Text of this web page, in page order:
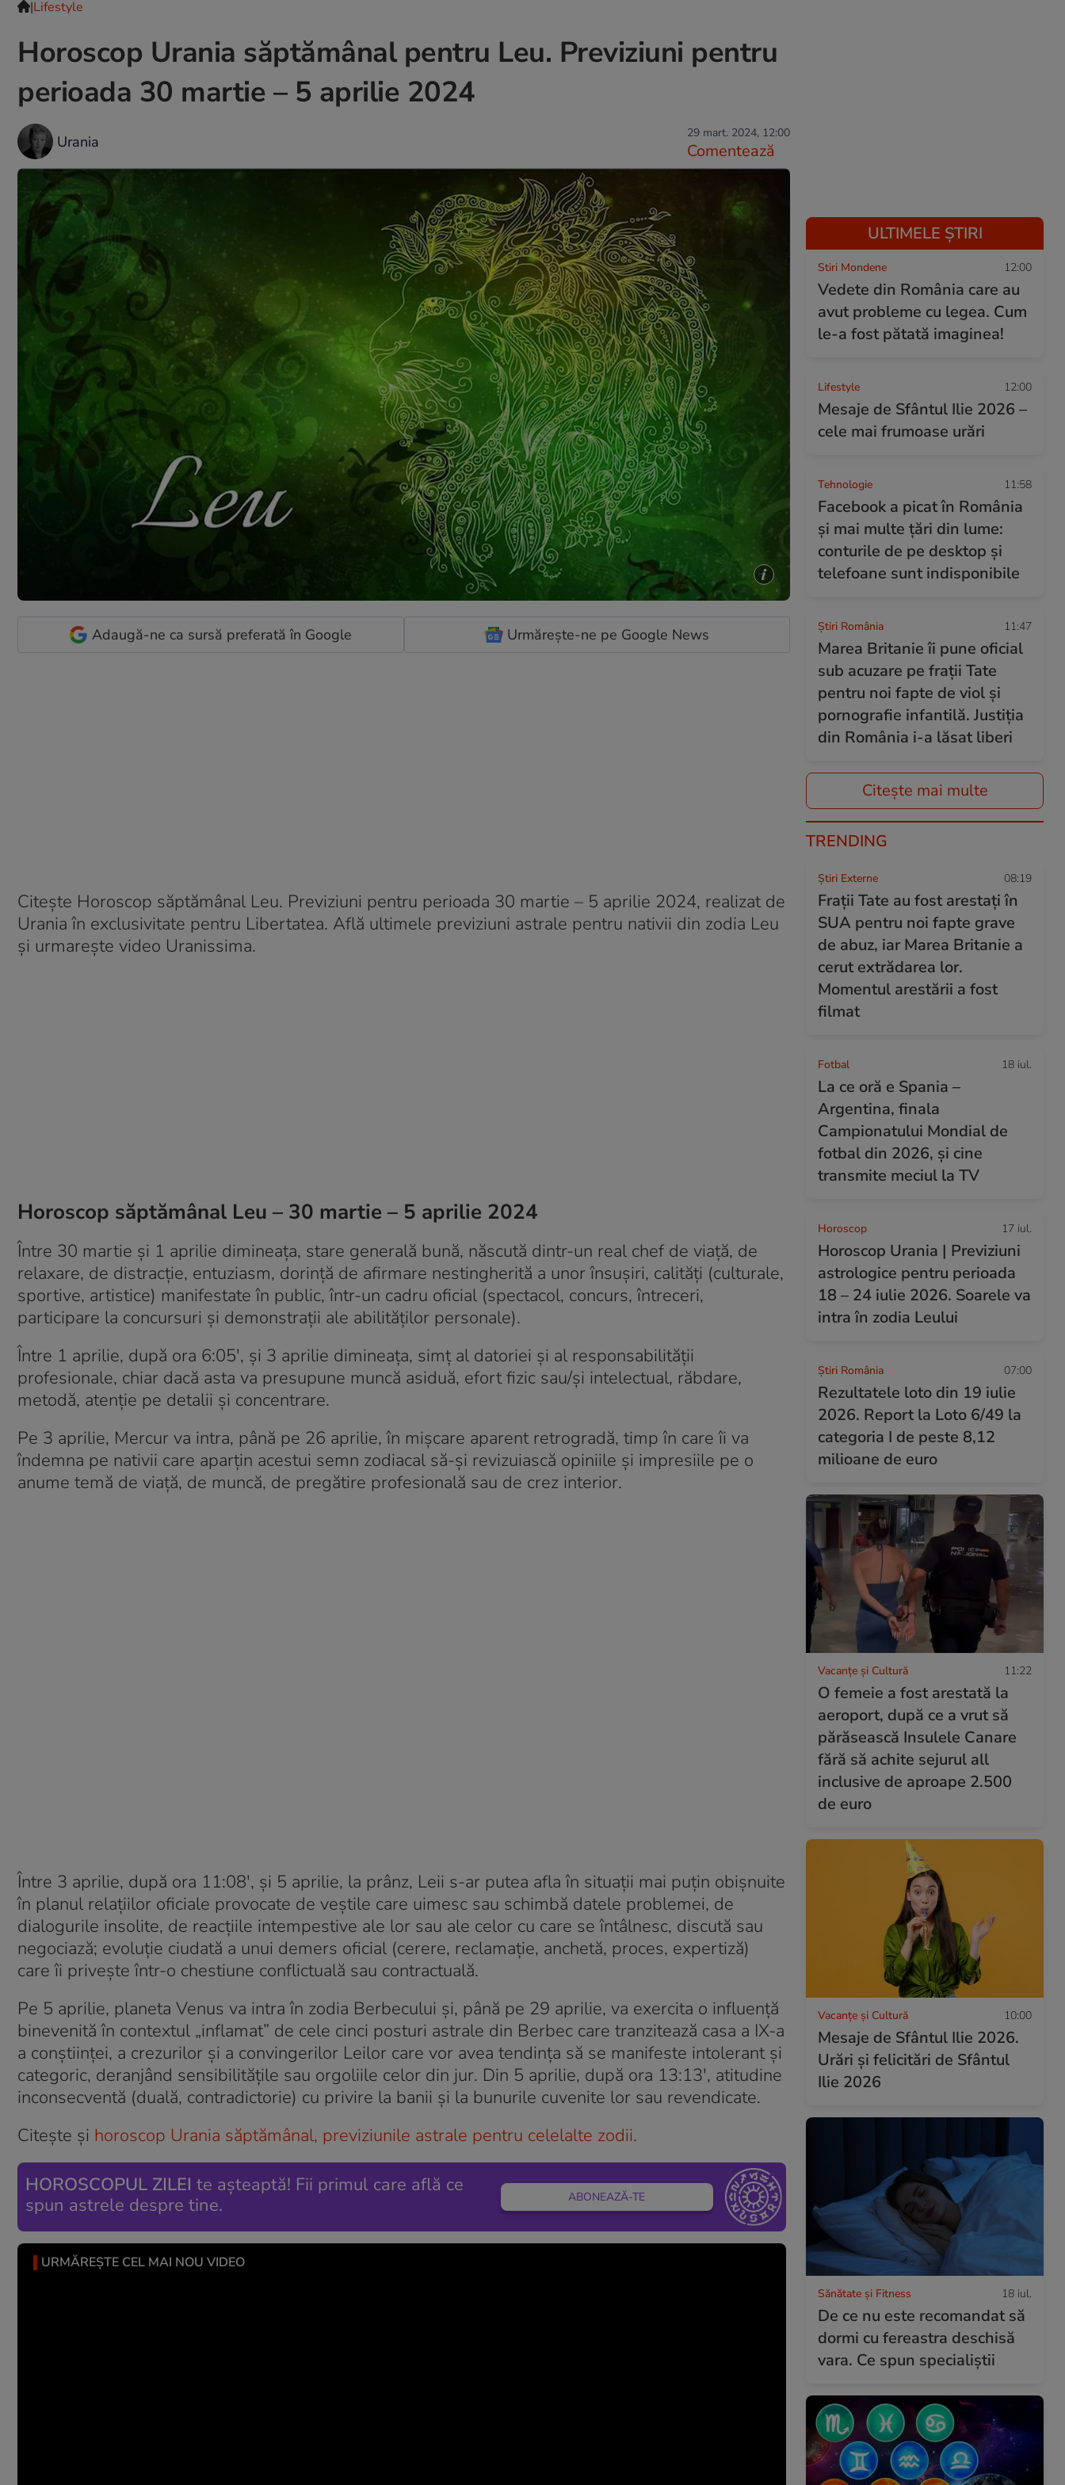
|Lifestyle
Horoscop Urania săptămânal pentru Leu. Previziuni pentru
perioada 30 martie – 5 aprilie 2024
Urania 29 mart. 2024, 12:00
Comentează
Adaugă-ne ca sursă preferată în Google Urmărește-ne pe Google News
Citește Horoscop săptămânal Leu. Previziuni pentru perioada 30 martie – 5 aprilie 2024, realizat de
Urania în exclusivitate pentru Libertatea. Află ultimele previziuni astrale pentru nativii din zodia Leu
și urmarește video Uranissima.
Horoscop săptămânal Leu – 30 martie – 5 aprilie 2024
Între 30 martie și 1 aprilie dimineața, stare generală bună, născută dintr-un real chef de viață, de
relaxare, de distracție, entuziasm, dorință de afirmare nestingherită a unor însușiri, calități (culturale,
sportive, artistice) manifestate în public, într-un cadru oficial (spectacol, concurs, întreceri,
participare la concursuri și demonstrații ale abilităților personale).
Între 1 aprilie, după ora 6:05′, și 3 aprilie dimineața, simț al datoriei și al responsabilității
profesionale, chiar dacă asta va presupune muncă asiduă, efort fizic sau/și intelectual, răbdare,
metodă, atenție pe detalii și concentrare.
Pe 3 aprilie, Mercur va intra, până pe 26 aprilie, în mișcare aparent retrogradă, timp în care îi va
îndemna pe nativii care aparțin acestui semn zodiacal să-și revizuiască opiniile și impresiile pe o
anume temă de viață, de muncă, de pregătire profesională sau de crez interior.
Între 3 aprilie, după ora 11:08′, și 5 aprilie, la prânz, Leii s-ar putea afla în situații mai puțin obișnuite
în planul relațiilor oficiale provocate de veștile care uimesc sau schimbă datele problemei, de
dialogurile insolite, de reacțiile intempestive ale lor sau ale celor cu care se întâlnesc, discută sau
negociază; evoluție ciudată a unui demers oficial (cerere, reclamație, anchetă, proces, expertiză)
care îi privește într-o chestiune conflictuală sau contractuală.
Pe 5 aprilie, planeta Venus va intra în zodia Berbecului și, până pe 29 aprilie, va exercita o influență
binevenită în contextul „inflamat” de cele cinci posturi astrale din Berbec care tranzitează casa a IX-a
a conștiinței, a crezurilor și a convingerilor Leilor care vor avea tendința să se manifeste intolerant și
categoric, deranjând sensibilitățile sau orgoliile celor din jur. Din 5 aprilie, după ora 13:13′, atitudine
inconsecventă (duală, contradictorie) cu privire la banii și la bunurile cuvenite lor sau revendicate.
Citește și horoscop Urania săptămânal, previziunile astrale pentru celelalte zodii.
HOROSCOPUL ZILEI te așteaptă! Fii primul care află ce
spun astrele despre tine.
ABONEAZĂ-TE
URMĂREȘTE CEL MAI NOU VIDEO
ULTIMELE ȘTIRI
Stiri Mondene 12:00
Vedete din România care au
avut probleme cu legea. Cum
le-a fost pătată imaginea!
Lifestyle 12:00
Mesaje de Sfântul Ilie 2026 –
cele mai frumoase urări
Tehnologie 11:58
Facebook a picat în România
și mai multe țări din lume:
conturile de pe desktop și
telefoane sunt indisponibile
Știri România 11:47
Marea Britanie îi pune oficial
sub acuzare pe frații Tate
pentru noi fapte de viol și
pornografie infantilă. Justiția
din România i-a lăsat liberi
Citește mai multe
TRENDING
Știri Externe 08:19
Frații Tate au fost arestați în
SUA pentru noi fapte grave
de abuz, iar Marea Britanie a
cerut extrădarea lor.
Momentul arestării a fost
filmat
Fotbal 18 iul.
La ce oră e Spania –
Argentina, finala
Campionatului Mondial de
fotbal din 2026, și cine
transmite meciul la TV
Horoscop 17 iul.
Horoscop Urania | Previziuni
astrologice pentru perioada
18 – 24 iulie 2026. Soarele va
intra în zodia Leului
Știri România 07:00
Rezultatele loto din 19 iulie
2026. Report la Loto 6/49 la
categoria I de peste 8,12
milioane de euro
Vacanțe și Cultură 11:22
O femeie a fost arestată la
aeroport, după ce a vrut să
părăsească Insulele Canare
fără să achite sejurul all
inclusive de aproape 2.500
de euro
Vacanțe și Cultură 10:00
Mesaje de Sfântul Ilie 2026.
Urări și felicitări de Sfântul
Ilie 2026
Sănătate și Fitness 18 iul.
De ce nu este recomandat să
dormi cu fereastra deschisă
vara. Ce spun specialiștii